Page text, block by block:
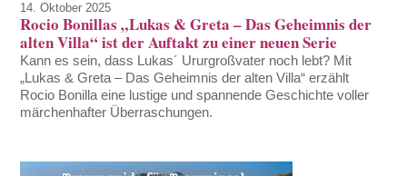
14. Oktober 2025
Rocio Bonillas „Lukas & Greta – Das Geheimnis der
alten Villa“ ist der Auftakt zu einer neuen Serie
Kann es sein, dass Lukas´ Ururgroßvater noch lebt? Mit
„Lukas & Greta – Das Geheimnis der alten Villa“ erzählt
Rocio Bonilla eine lustige und spannende Geschichte voller
märchenhafter Überraschungen.